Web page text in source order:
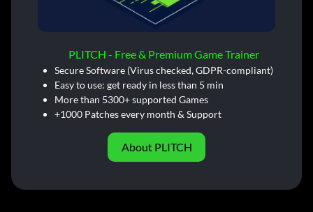
PLITCH - Free & Premium Game Trainer
Secure Software (Virus checked, GDPR-compliant)
Easy to use: get ready in less than 5 min
More than 5300+ supported Games
+1000 Patches every month & Support
About PLITCH